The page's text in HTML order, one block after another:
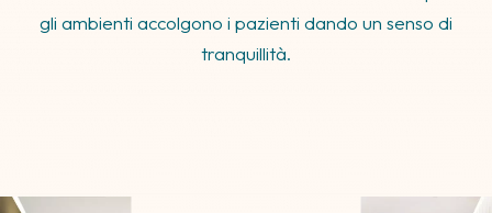
gli ambienti accolgono i pazienti dando un senso di
tranquillità.